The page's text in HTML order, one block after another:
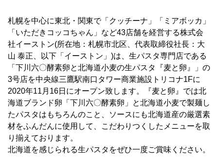
札幌を中心に東北・関東で「クッチーナ」「ミアボッカ」
「いただきコッコちゃん」など43店舗を経営する株式会
社イーストン(所在地：札幌市北区、代表取締役社長：大
山 泰正、以下「イーストン」)は、生パスタ専門店である
「下川六〇酵素卵と北海道小麦の生パスタ『麦と卵』」の
3号店を中央線三鷹駅南口タワー商業施設トリコナ1Fに
2020年11月16日にオープン致します。『麦と卵』では北
海道ブランド卵「下川六〇酵素卵」と北海道小麦で製麺し
たパスタはもちろんのこと、ソースにも北海道産の厳選素
材をふんだんに使用して、こだわりつくしたメニューを取
り揃えております。
北海道を感じられる生パスタをぜひ一度ご賞味ください。